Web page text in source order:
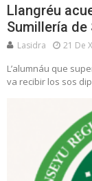
Llangréu
Sumillería de
Lasidra 21 De
L’alumnáu que
va recibir los sos